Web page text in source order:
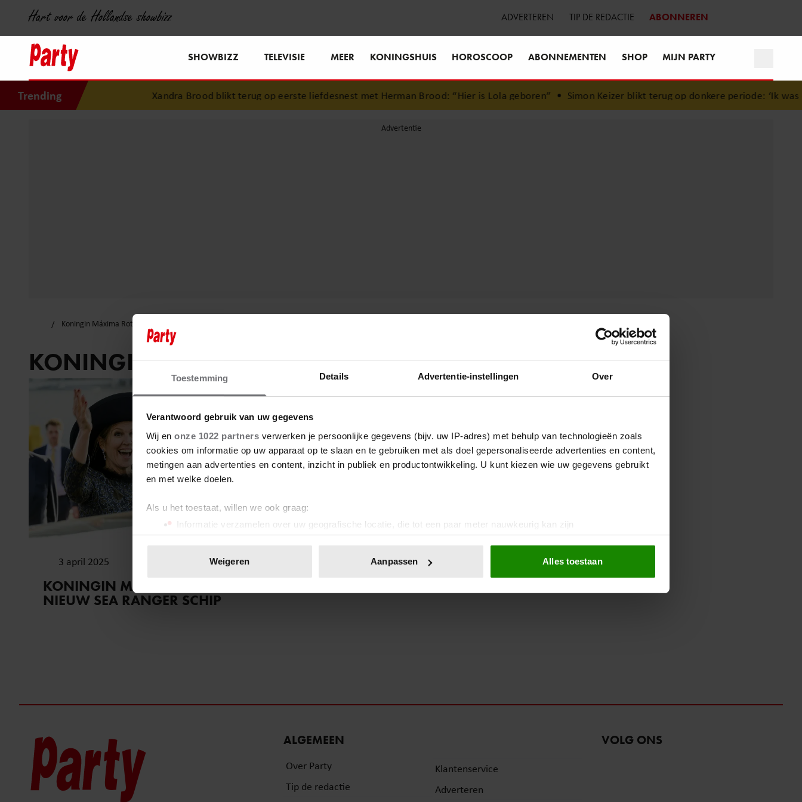
Toestemming Details Advertentie-instellingen Over
Verantwoord gebruik van uw gegevens
Wij en onze 1022 partners verwerken je persoonlijke gegevens (bijv. uw IP-adres) met behulp van technologieën zoals
cookies om informatie op uw apparaat op te slaan en te gebruiken met als doel gepersonaliseerde advertenties en content,
metingen aan advertenties en content, inzicht in publiek en productontwikkeling. U kunt kiezen wie uw gegevens gebruikt
en met welke doelen.
Als u het toestaat, willen we ook graag:
Informatie verzamelen over uw geografische locatie, die tot een paar meter nauwkeurig kan zijn
Uw apparaat identificeren door het actief te scannen op specifieke eigenschappen (fingerprinting)
toestemming op elk moment wijzigen of intrekken in de Cookieverklaring.
We gebruiken cookies om content en advertenties te personaliseren, om functies voor social media te bieden en om ons
Weigeren Aanpassen Alles toestaan
Hart voor de Hollandse showbizz ADVERTEREN TIP DE REDACTIE ABONNEREN
SHOWBIZZ TELEVISIE MEER KONINGSHUIS HOROSCOOP ABONNEMENTEN SHOP MIJN PARTY
Trending Xandra Brood blikt terug op eerste liefdesnest met Herman Brood: “Hier is Lola geboren”•Simon Keizer blikt terug op donkere periode: ‘Ik was
Koningin Máxima Rotterdam
KONINGIN MÁXIMA ROTTERDAM
3 april 2025
KONINGIN MÁXIMA DOOPT
NIEUW SEA RANGER SCHIP
ALGEMEEN
Over Party
Tip de redactie
Klantenservice
Adverteren
VOLG ONS